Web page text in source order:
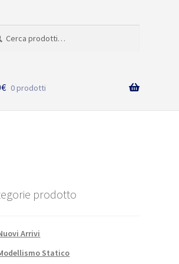
€ 0 prodotti
prodotto
Arrivi
Statico